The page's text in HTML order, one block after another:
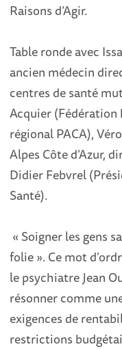
Raisons d’Agir.
Table ronde avec
ancien médecin
centres de santé
Acquier (Fédération
régional PACA),
Alpes Côte d’Azur,
Didier Febvrel
Santé).
« Soigner les gens
folie ». Ce mot
le psychiatre Jean
résonner comme
exigences de
restrictions